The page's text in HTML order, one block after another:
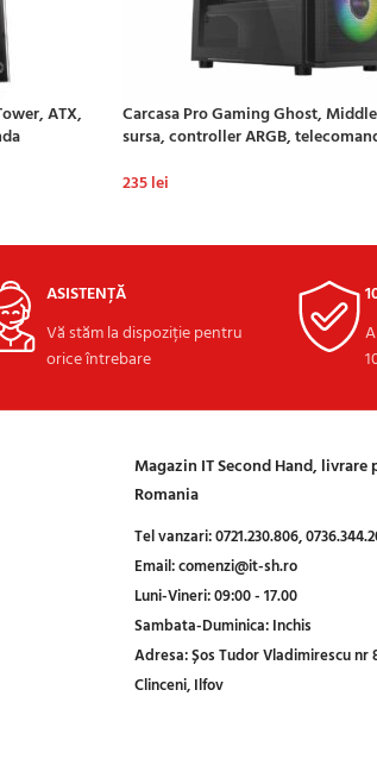
ATX,
Carcasa Pro Gaming Ghost,
sursa, controller ARGB,
235lei
ASISTENȚĂ
Vă stăm la dispoziție pentru
orice întrebare
Magazin IT Second Hand,
Romania
Tel vanzari:0721.230.806,
Email:comenzi@it-sh.ro
Luni-Vineri:09:00 - 17.00
Sambata-Duminica:Inchis
Adresa:Șos Tudor Vladimirescu nr
Clinceni, Ilfov